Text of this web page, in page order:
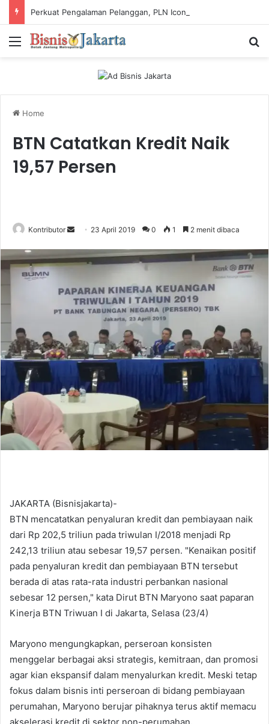
Menu
Home
BTN Catatkan Kredit Naik
19,57 Persen
Kontributor
n
a
n
e
m
a
i
23 April 2019 0 1 2 menit dibaca
JAKARTA (Bisnisjakarta)-
BTN mencatatkan penyaluran kredit dan pembiayaan naik
dari Rp 202,5 triliun pada triwulan I/2018 menjadi Rp
242,13 triliun atau sebesar 19,57 persen. "Kenaikan positif
pada penyaluran kredit dan pembiayaan BTN tersebut
berada di atas rata-rata industri perbankan nasional
sebesar 12 persen," kata Dirut BTN Maryono saat paparan
Kinerja BTN Triwuan I di Jakarta, Selasa (23/4)
Maryono mengungkapkan, perseroan konsisten
menggelar berbagai aksi strategis, kemitraan, dan promosi
agar kian ekspansif dalam menyalurkan kredit. Meski tetap
fokus dalam bisnis inti perseroan di bidang pembiayaan
perumahan, Maryono berujar pihaknya terus aktif memacu